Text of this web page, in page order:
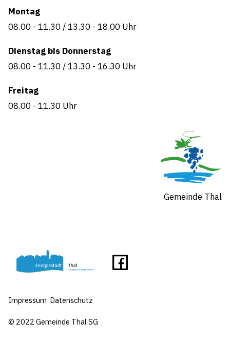
Montag
08.00 - 11.30/13.30 - 18.00 Uhr
Dienstag bis Donnerstag
08.00 - 11.30/13.30 - 16.30 Uhr
Freitag
08.00 - 11.30 Uhr
Gemeinde Thal
Impressum Datenschutz
© 2022 Gemeinde Thal SG